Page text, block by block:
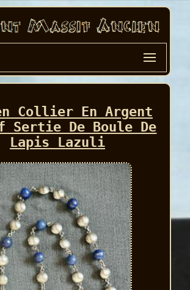
Collier En Argent
Sertie De Boule De
Lapis Lazuli